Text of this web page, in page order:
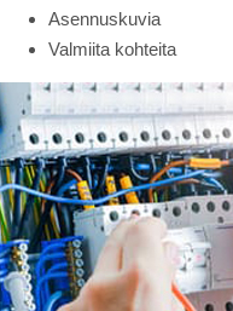
Asennuskuvia
Valmiita kohteita